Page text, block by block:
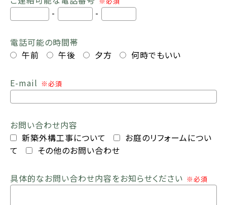
- -
電話可能の時間帯
午前
午後 夕方 何時でもいい
E-mail ※必須
お問い合わせ内容
新築外構工事について
お庭のリフォームについ
て
その他のお問い合わせ
具体的なお問い合わせ内容をお知らせください ※必須